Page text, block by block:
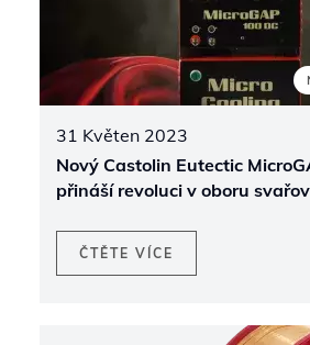
31 Květen 2023
Nový Castolin Eutectic
přináší revoluci v oboru
ČTĚTE VÍCE